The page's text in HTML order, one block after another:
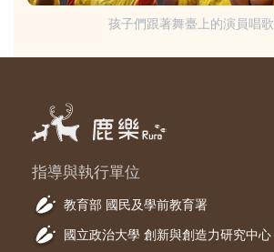
孩子們跟著舞臺上的演員唱
指導與執行單位
教育部 國民及學前教育署
國立政治大學 創新與創造力研究中心